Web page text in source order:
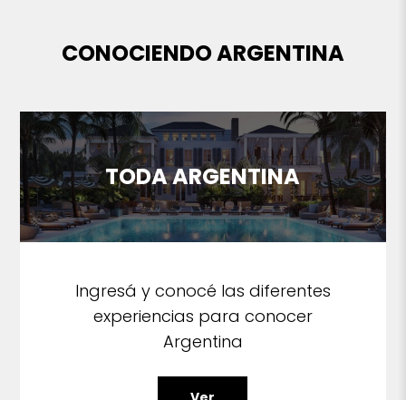
CONOCIENDO ARGENTINA
TODA ARGENTINA
Ingresá y conocé las diferentes
experiencias para conocer
Argentina